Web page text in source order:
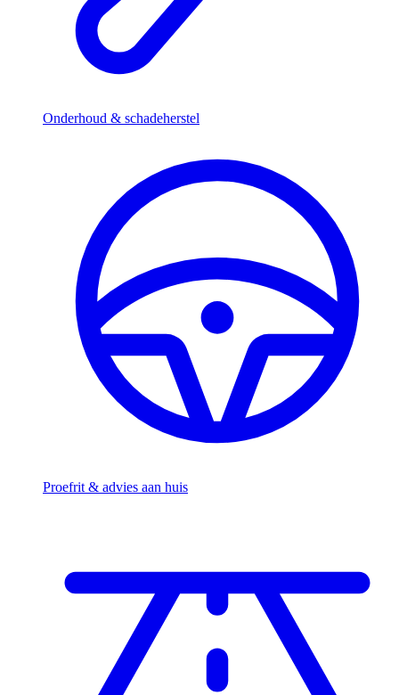
Onderhoud & schadeherstel
Proefrit & advies aan huis